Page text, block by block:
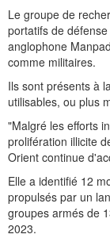
Le groupe de
portatifs de
anglophone
comme militaires.
Ils sont présents à
utilisables, ou plus
"Malgré les efforts
prolifération illicite
Orient continue
Elle a identifié 12
propulsés par un
groupes armés de
2023.